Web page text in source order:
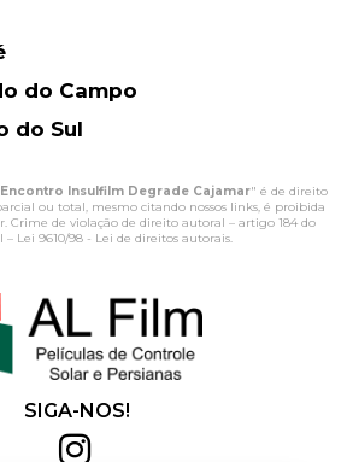
do Campo
do Sul
Insulfilm Degrade Cajamar" é de direito
ou total, mesmo citando nossos links, é proibida
Crime de violação de direito autoral – artigo 184 do
– Lei 9610/98 - Lei de direitos autorais.
SIGA-NOS!